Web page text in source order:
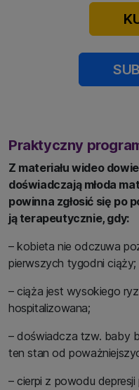
Praktyczny
Z materiału wideo
doświadczają młoda
powinna zgłosić się po
ją terapeutycznie, gdy:
– kobieta nie odczuwa
pierwszych tygodni ciąży;
– ciąża jest wysokiego
hospitalizowana;
– doświadcza tzw. baby
ten stan od
– cierpi z powodu